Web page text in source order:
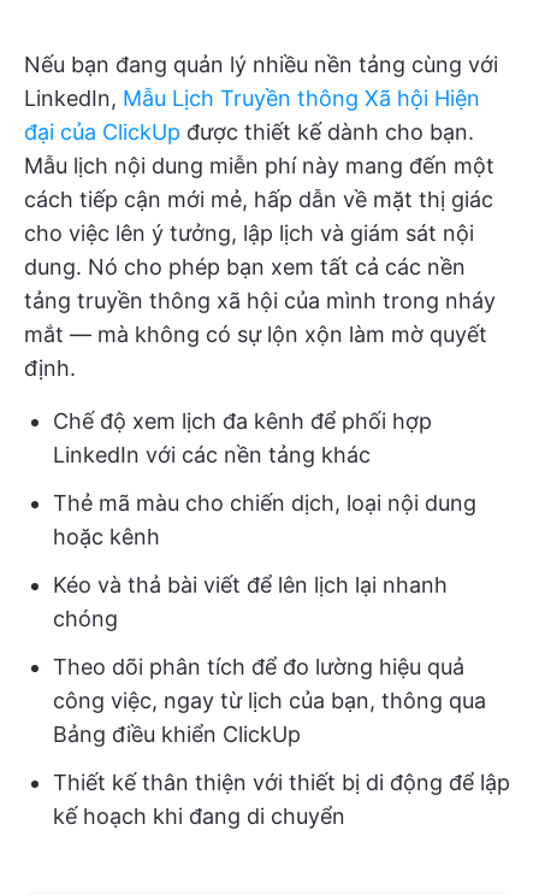
Nếu bạn đang quản lý nhiều nền tảng cùng với
LinkedIn, Mẫu Lịch Truyền thông Xã hội Hiện
đại của ClickUp được thiết kế dành cho bạn.
Mẫu lịch nội dung miễn phí này mang đến một
cách tiếp cận mới mẻ, hấp dẫn về mặt thị giác
cho việc lên ý tưởng, lập lịch và giám sát nội
dung. Nó cho phép bạn xem tất cả các nền
tảng truyền thông xã hội của mình trong nháy
mắt — mà không có sự lộn xộn làm mờ quyết
định.
Chế độ xem lịch đa kênh để phối hợp
LinkedIn với các nền tảng khác
Thẻ mã màu cho chiến dịch, loại nội dung
hoặc kênh
Kéo và thả bài viết để lên lịch lại nhanh
chóng
Theo dõi phân tích để đo lường hiệu quả
công việc, ngay từ lịch của bạn, thông qua
Bảng điều khiển ClickUp
Thiết kế thân thiện với thiết bị di động để lập
kế hoạch khi đang di chuyển